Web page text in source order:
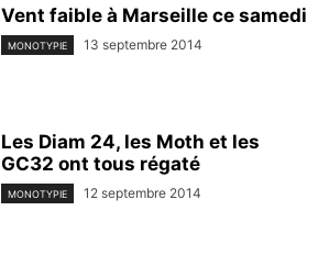
Vent faible à Marseille ce samedi
MONOTYPIE 13 septembre 2014
Les Diam 24, les Moth et les
GC32 ont tous régaté
MONOTYPIE 12 septembre 2014